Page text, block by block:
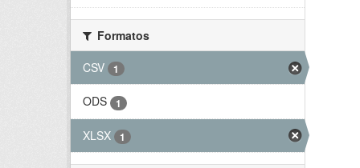
Formatos
CSV
1
ODS 1
XLSX 1